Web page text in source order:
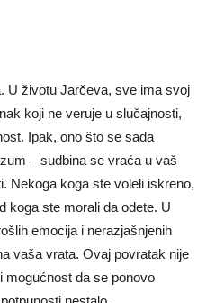
U životu Jarčeva, sve ima svoj
koji ne veruje u slučajnosti,
Ipak, ono što se sada
– sudbina se vraća u vaš
Nekoga koga ste voleli iskreno,
koga ste morali da odete. U
emocija i nerazjašnjenih
vaša vrata. Ovaj povratak nije
mogućnost da se ponovo